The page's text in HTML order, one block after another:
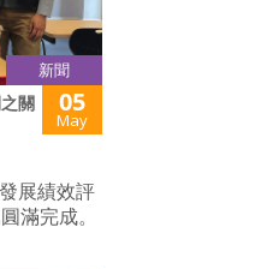
新聞
關
05
May
展績效評
滿完成。